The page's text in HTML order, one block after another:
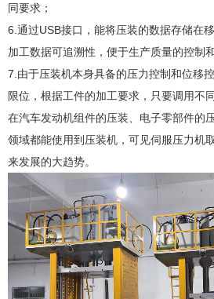
同要求；
6.通过USB接口，能将压装的数据存储在
加工数据可追溯性，便于生产质量的控制
7.由于压装机本身具备的压力控制和位移
限位，根据工件的加工要求，只要调用不
在汽车发动机组件的压装、电子零部件的
领域都能使用到压装机，可见伺服压力机
来发展的大趋势。